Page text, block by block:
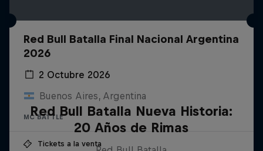
Red Bull Batalla Final Nacional Argentina
2026
2 Octubre 2026
Buenos Aires, Argentina
MC BATTLE
Tickets a la venta
Red Bull Batalla Nueva Historia:
20 Años de Rimas